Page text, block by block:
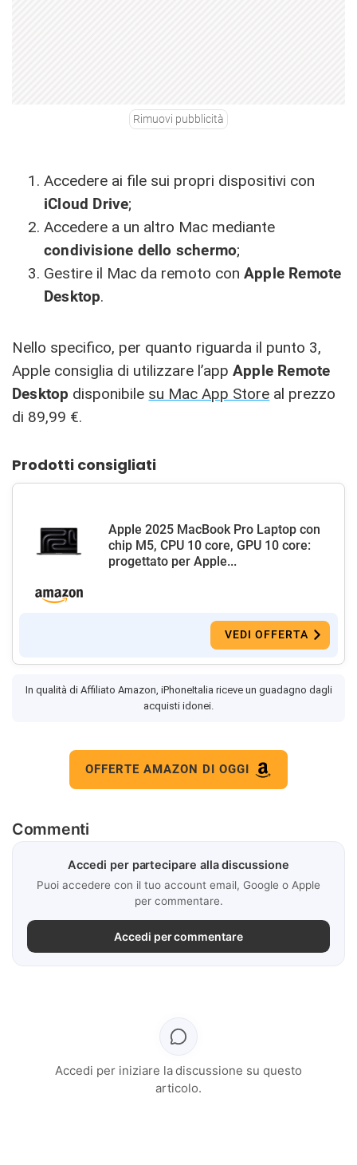
Rimuovi pubblicità
Accedere ai file sui propri dispositivi con
iCloud Drive;
Accedere a un altro Mac mediante
condivisione dello schermo;
Gestire il Mac da remoto con Apple Remote
Desktop.
Nello specifico, per quanto riguarda il punto 3,
Apple consiglia di utilizzare l’app Apple Remote
Desktop disponibile su Mac App Store al prezzo
di 89,99 €.
Prodotti consigliati
Apple 2025 MacBook Pro Laptop con
chip M5, CPU 10 core, GPU 10 core:
progettato per Apple...
VEDI OFFERTA
In qualità di Affiliato Amazon, iPhoneItalia riceve un guadagno dagli
acquisti idonei.
OFFERTE AMAZON DI OGGI
Commenti
Accedi per partecipare alla discussione
Puoi accedere con il tuo account email, Google o Apple
per commentare.
Accedi per commentare
Accedi per iniziare la discussione su questo
articolo.